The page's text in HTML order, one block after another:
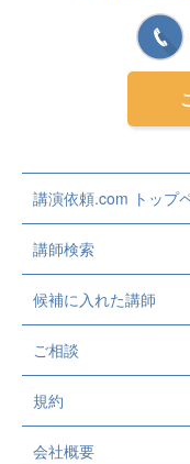
講演依頼.com トップ
講師検索
候補に入れた講師
ご相談
規約
会社概要